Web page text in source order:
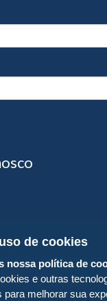
de cookies
nossa política de
e outras
para melhorar sua